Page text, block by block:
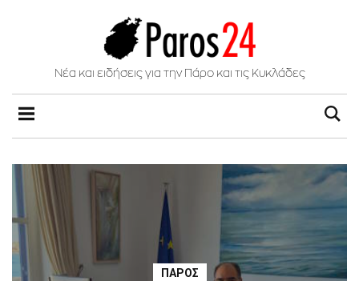
Νέα και ειδήσεις για την Πάρο και τις Κυκλάδες
ΠΆΡΟΣ